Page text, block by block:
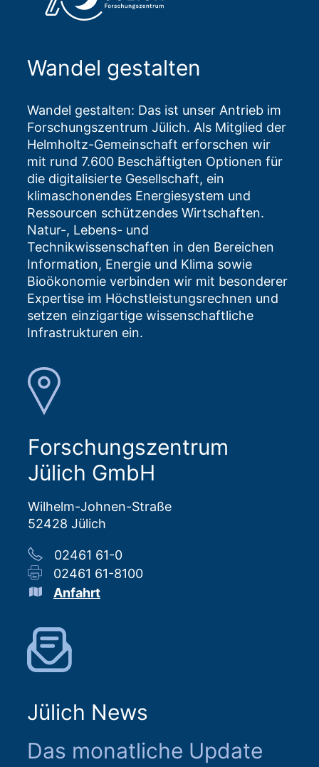
Wandel gestalten
Wandel gestalten: Das ist unser Antrieb im
Forschungszentrum Jülich. Als Mitglied der
Helmholtz-Gemeinschaft erforschen wir
mit rund 7.600 Beschäftigten Optionen für
die digitalisierte Gesellschaft, ein
klimaschonendes Energiesystem und
Ressourcen schützendes Wirtschaften.
Natur-, Lebens- und
Technikwissenschaften in den Bereichen
Information, Energie und Klima sowie
Bioökonomie verbinden wir mit besonderer
Expertise im Höchstleistungsrechnen und
setzen einzigartige wissenschaftliche
Infrastrukturen ein.
Forschungszentrum
Jülich GmbH
Wilhelm-Johnen-Straße
52428 Jülich
02461 61-0
02461 61-8100
Anfahrt
Jülich News
Das monatliche Update